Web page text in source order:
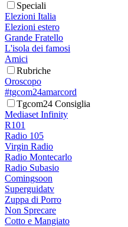
Speciali
Elezioni Italia
Elezioni estero
Grande Fratello
L'isola dei famosi
Amici
Rubriche
Oroscopo
#tgcom24amarcord
Tgcom24 Consiglia
Mediaset Infinity
R101
Radio 105
Virgin Radio
Radio Montecarlo
Radio Subasio
Comingsoon
Superguidatv
Zuppa di Porro
Non Sprecare
Cotto e Mangiato